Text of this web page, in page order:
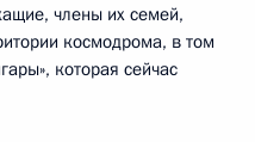
члены их семей,
космодрома, в том
которая сейчас